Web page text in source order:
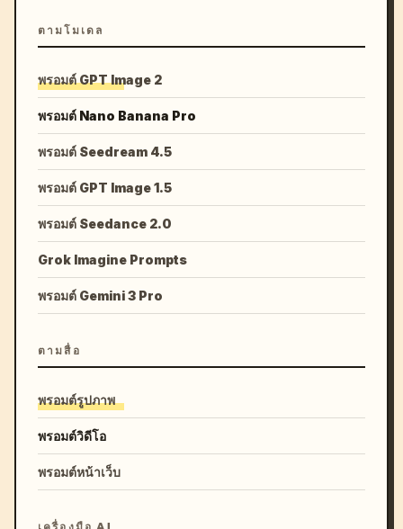
ตามโมเดล
พรอมต์ GPT Image 2
พรอมต์ Nano Banana Pro
พรอมต์ Seedream 4.5
พรอมต์ GPT Image 1.5
พรอมต์ Seedance 2.0
Grok Imagine Prompts
พรอมต์ Gemini 3 Pro
ตามสื่อ
พรอมต์รูปภาพ
พรอมต์วิดีโอ
พรอมต์หน้าเว็บ